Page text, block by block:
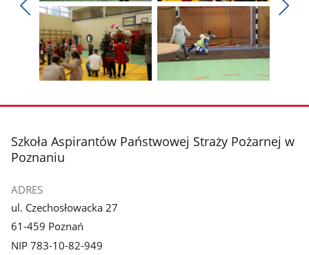
poprzednie
zdjęcia
Pokaż
zdjęcie
1
z
galerii.
Pokaż
zdjęcie
2
z
zdjęcie
galerii.
zdjęcie
galerii.
stopka
Szkoła Aspirantów Państwowej Straży Pożarnej w
Poznaniu
ADRES
ul. Czechosłowacka 27
61-459 Poznań
NIP 783-10-82-949